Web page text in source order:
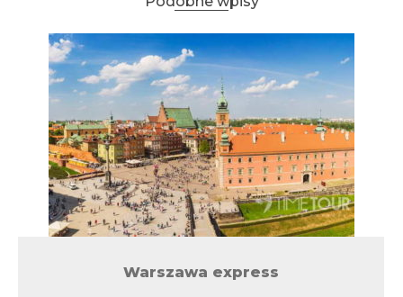
Warszawa express